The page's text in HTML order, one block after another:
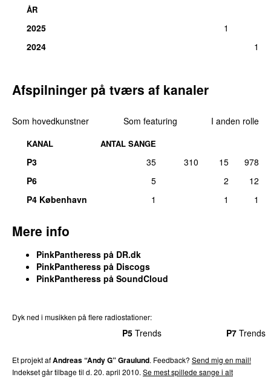
ÅR
2025
1
2024
1
Afspilninger på tværs af kanaler
Som hovedkunstner Som featuring I anden rolle
KANAL ANTAL SANGE
P3 35 310 15
978
P6
5 2
12
P4 København
1 1 1
Mere info
PinkPantheress på DR.dk
PinkPantheress på Discogs
PinkPantheress på SoundCloud
Dyk ned i musikken på flere radiostationer:
P5 Trends P7 Trends
Et projekt afAndreas “Andy G” Graulund. Feedback? Send mig en mail!
Indekset går tilbage til d. 20. april 2010. Se mest spillede sange i alt